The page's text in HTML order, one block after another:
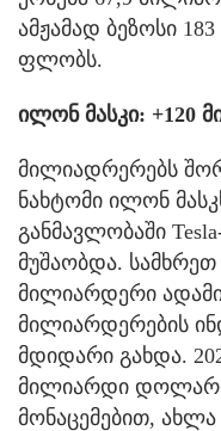
ამჟამად ბეზოსი
ფლობს.
ილონ მასკი:
მილიადრერებს
ნახტომი ილონ
განმავლობაში
მუშაობდა.
მილიარდერი
მილიარდერების
მდიდარი გახდა.
მილიარდი
მონაცემებით,